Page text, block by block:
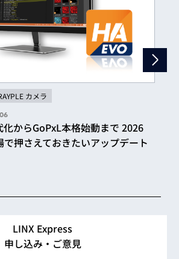
カメラ
化からGoPxL本格始動まで 2026
押さえておきたいアップデート
LINX Express
申し込み・ご意見